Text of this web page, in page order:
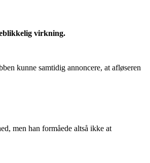
virkning.
kunne samtidig annoncere, at afløseren
men han formåede altså ikke at